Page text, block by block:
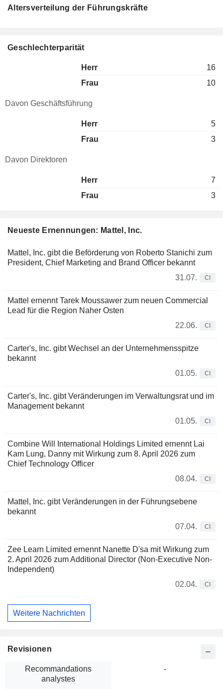
Neueste Ernennungen: Mattel, Inc.
Mattel, Inc. gibt die Beförderung von Roberto Stanichi zum
President, Chief Marketing and Brand Officer bekannt
31.07.
CI
Mattel ernennt Tarek Moussawer zum neuen Commercial
Lead für die Region Naher Osten
22.06.
CI
Carter's, Inc. gibt Wechsel an der Unternehmensspitze
bekannt
01.05.
CI
Carter's, Inc. gibt Veränderungen im Verwaltungsrat und im
Management bekannt
01.05.
CI
Combine Will International Holdings Limited ernennt Lai
Kam Lung, Danny mit Wirkung zum 8. April 2026 zum
Chief Technology Officer
08.04.
CI
Mattel, Inc. gibt Veränderungen in der Führungsebene
bekannt
07.04.
CI
Zee Learn Limited ernennt Nanette D'sa mit Wirkung zum
2. April 2026 zum Additional Director (Non-Executive Non-
Independent)
02.04.
CI
Weitere Nachrichten
Altersverteilung der Führungskräfte
Geschlechterparität
Herr
16
Frau
10
Davon Geschäftsführung
Herr
5
Frau
3
Davon Direktoren
Herr
7
Frau
3
Revisionen
Recommandations
analystes
-